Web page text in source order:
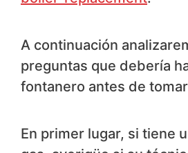
A continuación
preguntas que debería
fontanero antes de
En primer lugar, si tiene